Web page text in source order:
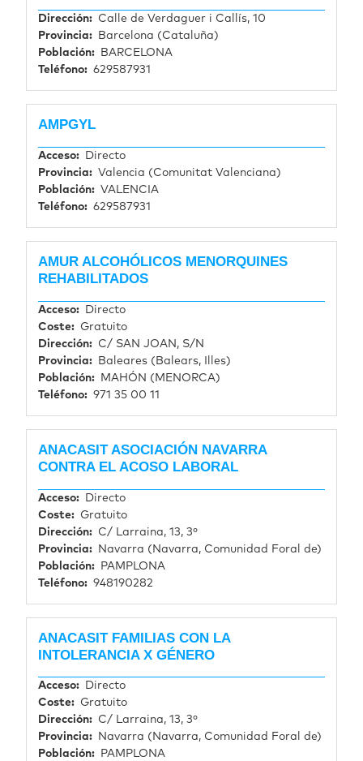
Dirección
Calle de Verdaguer i Callís, 10
Provincia
Barcelona (Cataluña)
Población
BARCELONA
Teléfono
629587931
AMPGYL
Acceso
Directo
Provincia
Valencia (Comunitat Valenciana)
Población
VALENCIA
Teléfono
629587931
AMUR ALCOHÓLICOS MENORQUINES
REHABILITADOS
Acceso
Directo
Coste
Gratuito
Dirección
C/ SAN JOAN, S/N
Provincia
Baleares (Balears, Illes)
Población
MAHÓN (MENORCA)
Teléfono
971 35 00 11
ANACASIT ASOCIACIÓN NAVARRA
CONTRA EL ACOSO LABORAL
Acceso
Directo
Coste
Gratuito
Dirección
C/ Larraina, 13, 3º
Provincia
Navarra (Navarra, Comunidad Foral de)
Población
PAMPLONA
Teléfono
948190282
ANACASIT FAMILIAS CON LA
INTOLERANCIA X GÉNERO
Acceso
Directo
Coste
Gratuito
Dirección
C/ Larraina, 13, 3º
Provincia
Navarra (Navarra, Comunidad Foral de)
Población
PAMPLONA